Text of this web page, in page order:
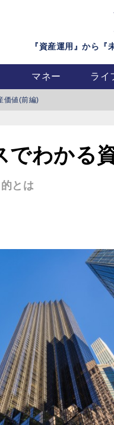
『資産運用』から
マネー ライ
価値(前編)
でわかる
とは